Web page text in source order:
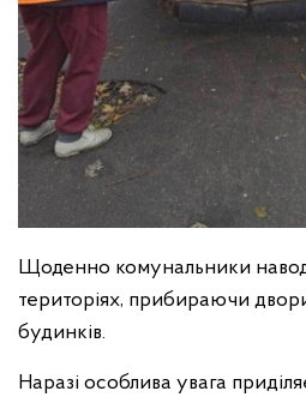
Щоденно комунальники
територіях, прибираючи двори
будинків.
Наразі особлива увага